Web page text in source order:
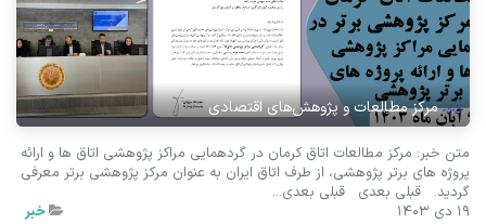
مرکز مطالعات و پژوهش‌های اقتصادی
متن خبر: مرکز مطالعات اتاق کرمان در گردهمایی مراکز پژوهشی اتاق ها و ارائه
پروژه های برتر پژوهشی، از طرف اتاق ایران به عنوان مرکز پژوهشی برتر معرفی
گردید. ​ ​ قبلی بعدی ​ ​ قبلی بعدی...
19 دی 1403
خبر